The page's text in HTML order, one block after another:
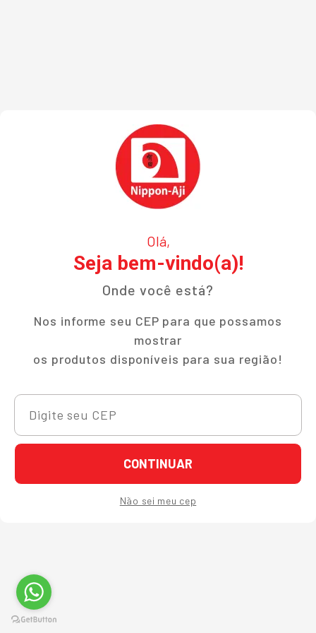
Olá,
Seja bem-vindo(a)!
Onde você está?
Nos informe seu CEP para que possamos
mostrar
os produtos disponíveis para sua região!
CONTINUAR
Não sei meu cep